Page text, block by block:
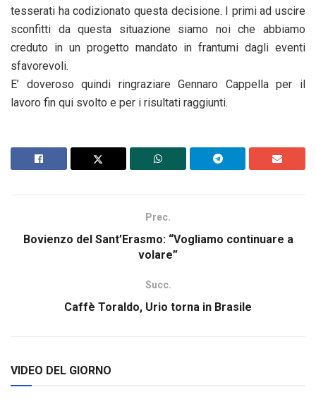
tesserati ha codizionato questa decisione. I primi ad uscire
sconfitti da questa situazione siamo noi che abbiamo
creduto in un progetto mandato in frantumi dagli eventi
sfavorevoli.
E’ doveroso quindi ringraziare Gennaro Cappella per il
lavoro fin qui svolto e per i risultati raggiunti.
Prec.
Bovienzo del Sant’Erasmo: “Vogliamo continuare a
volare”
Succ.
Caffè Toraldo, Urio torna in Brasile
VIDEO DEL GIORNO